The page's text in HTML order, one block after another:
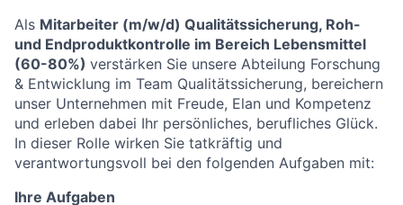
Als Mitarbeiter (m/w/d) Qualitätssicherung, Roh-
und Endproduktkontrolle im Bereich Lebensmittel
(60-80%) verstärken Sie unsere Abteilung Forschung
& Entwicklung im Team Qualitätssicherung, bereichern
unser Unternehmen mit Freude, Elan und Kompetenz
und erleben dabei Ihr persönliches, berufliches Glück.
In dieser Rolle wirken Sie tatkräftig und
verantwortungsvoll bei den folgenden Aufgaben mit:
Ihre Aufgaben